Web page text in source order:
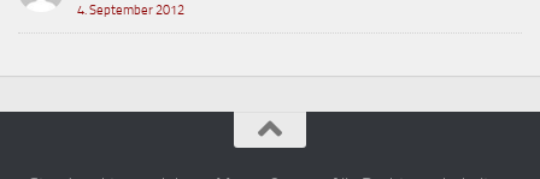
4. September 2012